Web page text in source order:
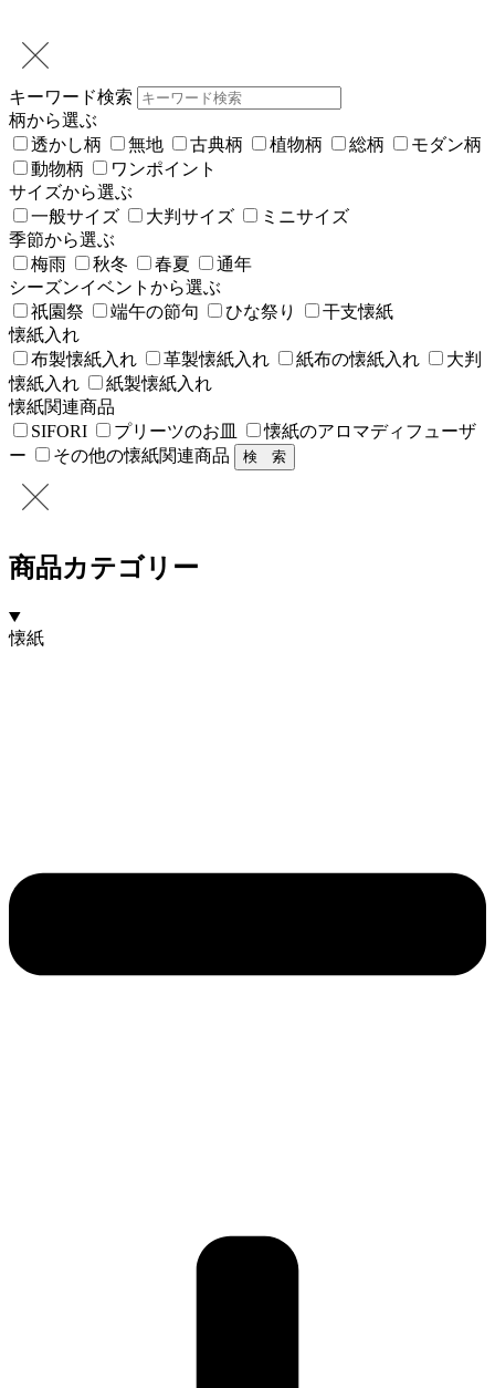
キーワード検索
柄から選ぶ
透かし柄
無地 古典柄 植物柄 総柄
モダン柄
動物柄
ワンポイント
サイズから選ぶ
一般サイズ
大判サイズ
ミニサイズ
季節から選ぶ
梅雨
秋冬 春夏
通年
シーズンイベントから選ぶ
祇園祭
端午の節句 ひな祭り
干支懐紙
懐紙入れ
布製懐紙入れ
革製懐紙入れ 紙布の懐紙入れ
大判
懐紙入れ
紙製懐紙入れ
懐紙関連商品
SIFORI
プリーツのお皿
懐紙のアロマディフューザ
ー
その他の懐紙関連商品
商品カテゴリー
懐紙